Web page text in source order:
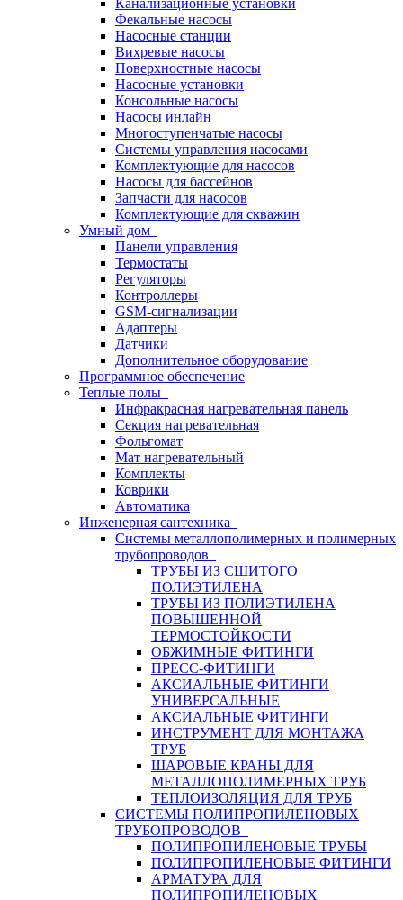
Канализационные установки
Фекальные насосы
Насосные станции
Вихревые насосы
Поверхностные насосы
Насосные установки
Консольные насосы
Насосы инлайн
Многоступенчатые насосы
Системы управления насосами
Комплектующие для насосов
Насосы для бассейнов
Запчасти для насосов
Комплектующие для скважин
Умный дом
Панели управления
Термостаты
Регуляторы
Контроллеры
GSM-сигнализации
Адаптеры
Датчики
Дополнительное оборудование
Программное обеспечение
Теплые полы
Инфракрасная нагревательная панель
Секция нагревательная
Фольгомат
Мат нагревательный
Комплекты
Коврики
Автоматика
Инженерная сантехника
Системы металлополимерных и полимерных
трубопроводов
ТРУБЫ ИЗ СШИТОГО
ПОЛИЭТИЛЕНА
ТРУБЫ ИЗ ПОЛИЭТИЛЕНА
ПОВЫШЕННОЙ
ТЕРМОСТОЙКОСТИ
ОБЖИМНЫЕ ФИТИНГИ
ПРЕСС-ФИТИНГИ
АКСИАЛЬНЫЕ ФИТИНГИ
УНИВЕРСАЛЬНЫЕ
АКСИАЛЬНЫЕ ФИТИНГИ
ИНСТРУМЕНТ ДЛЯ МОНТАЖА
ТРУБ
ШАРОВЫЕ КРАНЫ ДЛЯ
МЕТАЛЛОПОЛИМЕРНЫХ ТРУБ
ТЕПЛОИЗОЛЯЦИЯ ДЛЯ ТРУБ
СИСТЕМЫ ПОЛИПРОПИЛЕНОВЫХ
ТРУБОПРОВОДОВ
ПОЛИПРОПИЛЕНОВЫЕ ТРУБЫ
ПОЛИПРОПИЛЕНОВЫЕ ФИТИНГИ
АРМАТУРА ДЛЯ
ПОЛИПРОПИЛЕНОВЫХ